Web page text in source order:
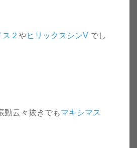
ス２やヒリックスシンV でし
動云々抜きでもマキシマス